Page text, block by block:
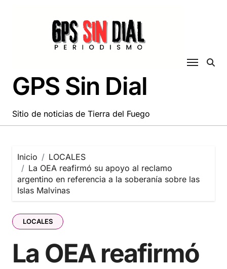
GPS Sin Dial
Sitio de noticias de Tierra del Fuego
Inicio
LOCALES
La OEA reafirmó su apoyo al reclamo
argentino en referencia a la soberanía sobre las
Islas Malvinas
LOCALES
La OEA reafirmó